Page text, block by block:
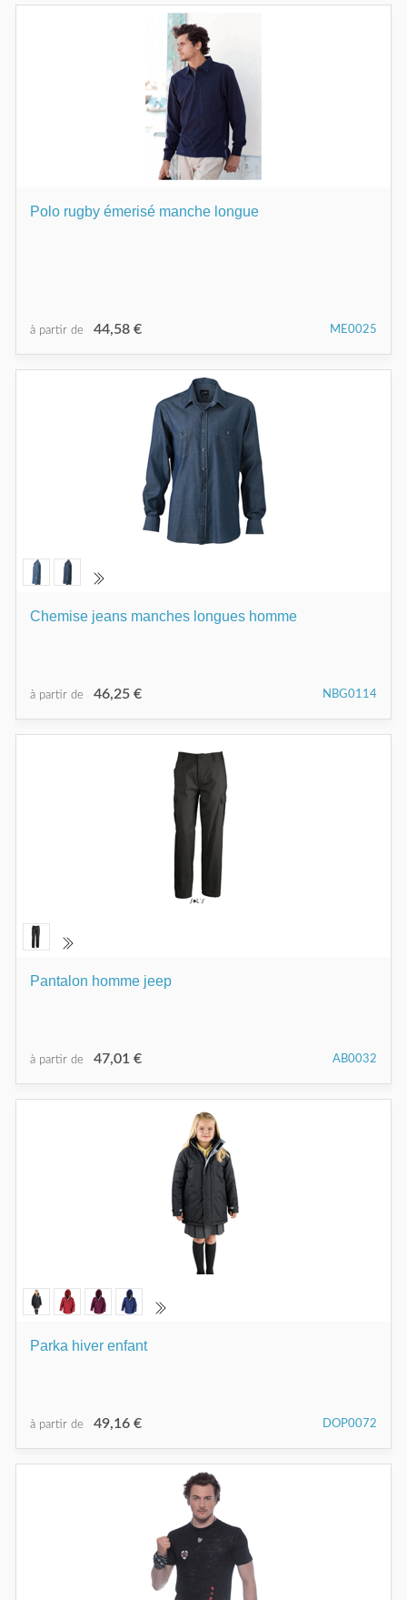
Polo rugby émerisé manche longue
à partir de 44,58 € ME0025
Chemise jeans manches longues homme
à partir de 46,25 € NBG0114
Pantalon homme jeep
à partir de 47,01 € AB0032
Parka hiver enfant
à partir de 49,16 € DOP0072